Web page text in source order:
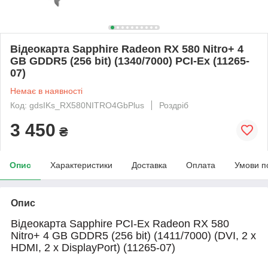
Відеокарта Sapphire Radeon RX 580 Nitro+ 4
GB GDDR5 (256 bit) (1340/7000) PCI-Ex (11265-
07)
Немає в наявності
Код: gdsIKs_RX580NITRO4GbPlus
Роздріб
3 450 ₴
Опис Характеристики Доставка Оплата Умови
Опис
Відеокарта Sapphire PCI-Ex Radeon RX 580
Nitro+ 4 GB GDDR5 (256 bit) (1411/7000) (DVI, 2 x
HDMI, 2 x DisplayPort) (11265-07)